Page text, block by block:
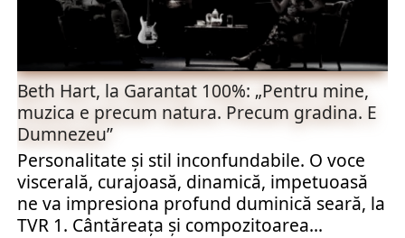
Beth Hart, la Garantat 100%: „Pentru mine,
muzica e precum natura. Precum gradina. E
Dumnezeu”
Personalitate şi stil inconfundabile. O voce
viscerală, curajoasă, dinamică, impetuoasă
ne va impresiona profund duminică seară, la
TVR 1. Cântăreaţa şi compozitoarea...